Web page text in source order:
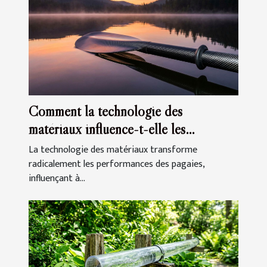
Comment la technologie des
matériaux influence-t-elle les
performances des pagaies ?
La technologie des matériaux transforme
radicalement les performances des pagaies,
influençant à...